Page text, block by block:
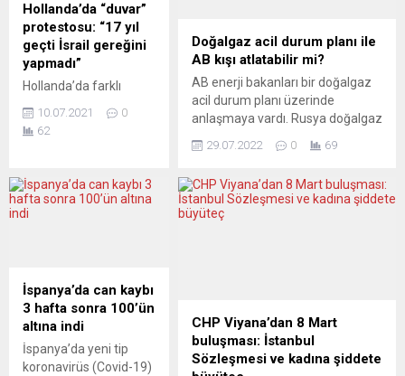
Hollanda’da “duvar”
protestosu: “17 yıl
geçti İsrail gereğini
yapmadı”
Hollanda’da farklı
organizasyonuyla
Amsterdam, Lahey,
başta olmak üzere 9
şehirde İsrail’in işgal
altındaki Filistin
düzenlendi.
Amsterdam’ın
merkezindeki Dam
kalabalık, İsrail’in inşa
10.07.2021
0
62
Doğalgaz acil durum planı ile
AB kışı atlatabilir mi?
AB enerji bakanları bir doğalgaz
acil durum planı üzerinde
anlaşmaya vardı. Rusya doğalgaz
özellikle Almanya’yı ciddi
doğalgaz sarfiyatının tüm üye
devletler tarafından yüzde 15
29.07.2022 0 69
İspanya’da can kaybı
3 hafta sonra 100’ün
altına indi
İspanya’da yeni tip
koronavirüs (Covid-19)
CHP Viyana’dan 8 Mart
buluşması: İstanbul
Sözleşmesi ve kadına şiddete